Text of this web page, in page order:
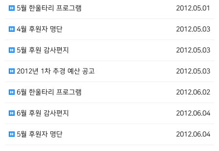
2012.05.01
5월 한울타리 프로그램
2012.05.03
4월 후원자 명단
2012.05.03
5월 후원 감사편지
2012.05.03
2012년 1차 추경 예산 공고
2012.06.02
6월 한울타리 프로그램
2012.06.04
6월 후원 감사편지
2012.06.04
5월 후원자 명단